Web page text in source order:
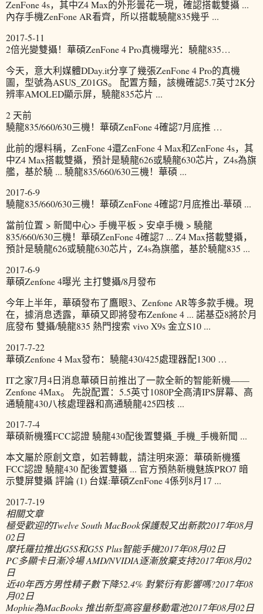
ZenFone 4s，其中Z4 Max的外形曇花一現，確認搭載雙攝 ...
內存手機ZenFone AR看齊，所以搭載驍龍835幾乎 ...
2017-5-11
2倍光變雙攝！華碩ZenFone 4 Pro真機曝光：驍龍835…
今天，意大利媒體DDay.it分享了幾張ZenFone 4 Pro的真機
圖，型號為ASUS_Z01GS。 配置方麵，該機確認5.7英寸2K分
辨率AMOLED顯示屏，驍龍835芯片 ...
2 天前
驍龍835/660/630三機！華碩ZenFone 4確認7月底推 …
此前的爆料稱，ZenFone 4還ZenFone 4 Max和ZenFone 4s，其
中Z4 Max搭載雙攝，預計是驍龍626或驍龍630芯片，Z4s為旗
艦，基於驍 ... 驍龍835/660/630三機！華碩 ...
2017-6-9
驍龍835/660/630三機！華碩ZenFone 4確認7月底推出-華碩 ...
當前位置 > 新聞中心> 手機平板 > 安卓手機 > 驍龍
835/660/630三機！華碩ZenFone 4確認7 ... Z4 Max搭載雙攝，
預計是驍龍626或驍龍630芯片，Z4s為旗艦，基於驍龍835 ...
2017-6-9
華碩Zenfone 4曝光 主打雙攝/8月發布
今年上半年，華碩發布了鷹眼3、Zenfone AR等多款手機。現
在，據消息透露，華碩又即將發布Zenfone 4 ... 諾基亞8將於月
底發布 雙攝/驍龍835 熱門搜索 vivo X9s 金立S10 ...
2017-7-22
華碩Zenfone 4 Max發布：驍龍430/425處理器配1300 …
IT之家7月4日消息華碩日前推出了一款全新的智能新機——
Zenfone 4Max。 先說配置：5.5英寸1080P全高清IPS屏幕、高
通驍龍430八核處理器和高通驍龍425四核 ...
2017-7-4
華碩新機獲FCC認證 驍龍430配後置雙攝_手機_手機新聞 ...
本文屬於原創文章，如若轉載，請注明來源：華碩新機獲
FCC認證 驍龍430 配後置雙攝 ... 官方預熱新機魅族PRO7 暗
示雙屏雙攝 評論 (1) 台媒:華碩ZenFone 4係列8月17 ...
2017-7-19
相關文章
極受歡迎的Twelve South MacBook保護殼又出新款2017年08月
02日
摩托羅拉推出G5S和G5S Plus智能手機2017年08月02日
PC多顯卡日漸冷場 AMD/NVIDIA逐漸放棄支持2017年08月02
日
近40年西方男性精子數下降52.4% 對繁衍有影響嗎?2017年08
月02日
Mophie為MacBooks 推出新型高容量移動電池2017年08月02日